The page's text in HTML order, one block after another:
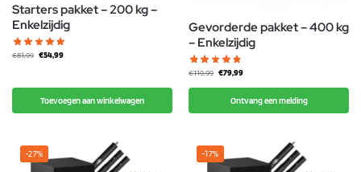
Starters pakket – 200 kg –
Enkelzijdig
€81,99 €54,99
Toevoegen aan winkelwagen
Gevorderde pakket – 400 kg
– Enkelzijdig
€119,99 €79,99
Ontvang een melding
-27% -17%